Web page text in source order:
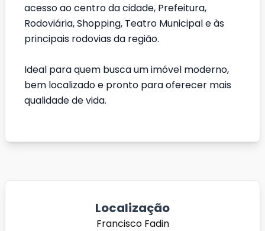
acesso ao centro da cidade, Prefeitura,
Rodoviária, Shopping, Teatro Municipal e às
principais rodovias da região.
Ideal para quem busca um imóvel moderno,
bem localizado e pronto para oferecer mais
qualidade de vida.
Localização
Francisco Fadin